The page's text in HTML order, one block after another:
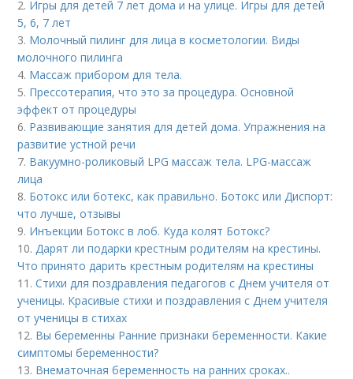
2. Игры для детей 7 лет дома и на улице. Игры для детей
5, 6, 7 лет
3. Молочный пилинг для лица в косметологии. Виды
молочного пилинга
4. Массаж прибором для тела.
5. Прессотерапия, что это за процедура. Основной
эффект от процедуры
6. Развивающие занятия для детей дома. Упражнения на
развитие устной речи
7. Вакуумно-роликовый LPG массаж тела. LPG-массаж
лица
8. Ботокс или ботекс, как правильно. Ботокс или Диспорт:
что лучше, отзывы
9. Инъекции Ботокс в лоб. Куда колят Ботокс?
10.Дарят ли подарки крестным родителям на крестины.
Что принято дарить крестным родителям на крестины
11.Стихи для поздравления педагогов с Днем учителя от
ученицы. Красивые стихи и поздравления с Днем учителя
от ученицы в стихах
12. Вы беременны Ранние признаки беременности. Какие
симптомы беременности?
13. Внематочная беременность на ранних сроках..